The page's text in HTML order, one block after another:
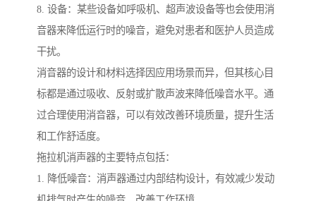
8. 设备：某些设备如呼吸机、超声波设备等也会使用消
音器来降低运行时的噪音，避免对患者和医护人员造成
干扰。
消音器的设计和材料选择因应用场景而异，但其核心目
标都是通过吸收、反射或扩散声波来降低噪音水平。通
过合理使用消音器，可以有效改善环境质量，提升生活
和工作舒适度。
拖拉机消声器的主要特点包括：
1. 降低噪音：消声器通过内部结构设计，有效减少发动